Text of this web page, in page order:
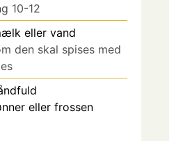
10-12
eller vand
den skal spises med
eller frossen